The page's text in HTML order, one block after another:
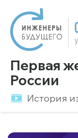
Первая
России
История